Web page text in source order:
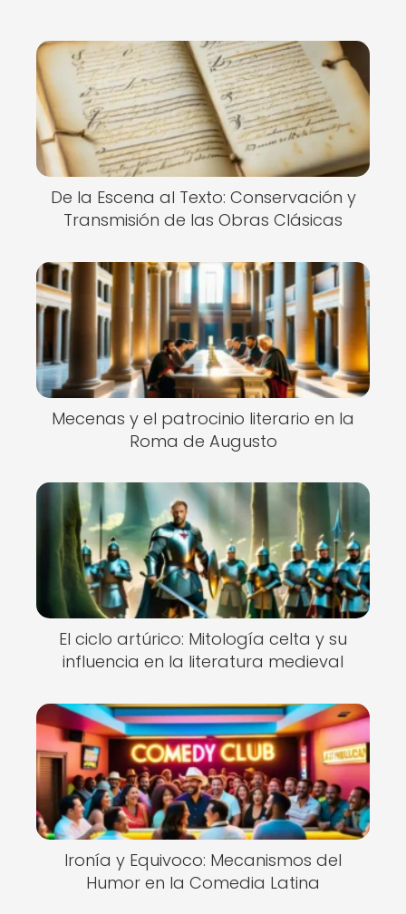
De la Escena al Texto: Conservación y
Transmisión de las Obras Clásicas
Mecenas y el patrocinio literario en la
Roma de Augusto
El ciclo artúrico: Mitología celta y su
influencia en la literatura medieval
Ironía y Equivoco: Mecanismos del
Humor en la Comedia Latina